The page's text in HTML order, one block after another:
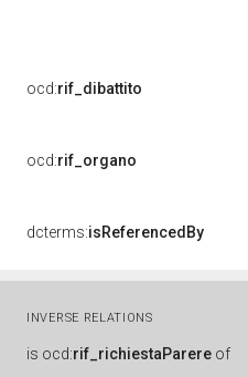
ocd:rif_dibattito
ocd:rif_organo
dcterms:isReferencedBy
INVERSE RELATIONS
is ocd:rif_richiestaParere of